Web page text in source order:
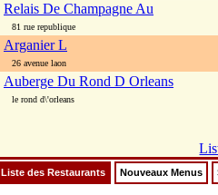
Relais De Champagne Au
81 rue republique
Arganier L
26 avenue laon
Auberge Du Rond D Orleans
le rond d\'orleans
Liste des Restaurants Nouveaux Menus